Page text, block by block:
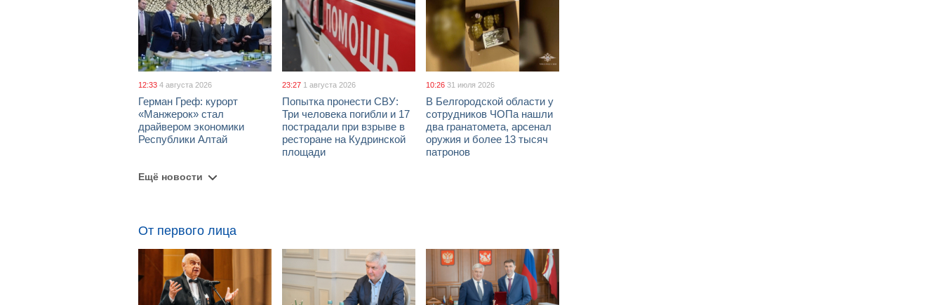
12:33 4 августа 2026
Герман Греф: курорт
«Манжерок» стал
драйвером экономики
Республики Алтай
23:27 1 августа 2026
Попытка пронести СВУ:
Три человека погибли и 17
пострадали при взрыве в
ресторане на Кудринской
площади
10:26 31 июля 2026
В Белгородской области у
сотрудников ЧОПа нашли
два гранатомета, арсенал
оружия и более 13 тысяч
патронов
Ещё новости
От первого лица